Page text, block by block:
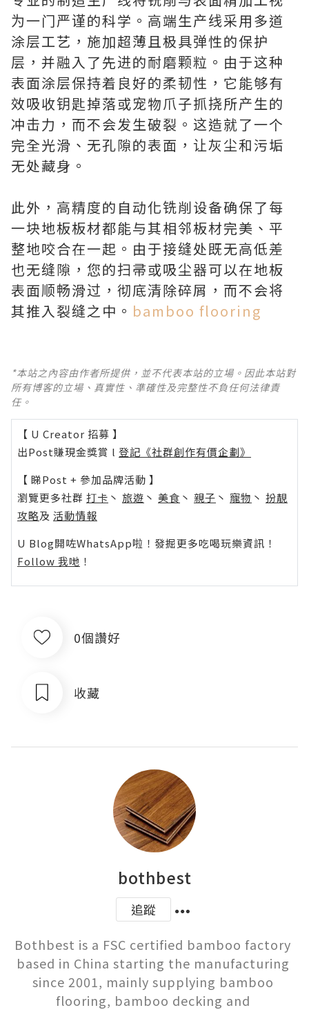
为一门严谨的科学。高端生产线采用多道
涂层工艺，施加超薄且极具弹性的保护
层，并融入了先进的耐磨颗粒。由于这种
表面涂层保持着良好的柔韧性，它能够有
效吸收钥匙掉落或宠物爪子抓挠所产生的
冲击力，而不会发生破裂。这造就了一个
完全光滑、无孔隙的表面，让灰尘和污垢
无处藏身。
此外，高精度的自动化铣削设备确保了每
一块地板板材都能与其相邻板材完美、平
整地咬合在一起。由于接缝处既无高低差
也无缝隙，您的扫帚或吸尘器可以在地板
表面顺畅滑过，彻底清除碎屑，而不会将
其推入裂缝之中。 bamboo flooring
*本站之內容由作者所提供，並不代表本站的立場。因此本站對
所有博客的立場、真實性、準確性及完整性不負任何法律責
任。
【 U Creator 招募 】
出Post賺現金獎賞 l 登記《社群創作有價企劃》
【 睇Post + 參加品牌活動 】
瀏覽更多社群 打卡 丶 旅遊 丶 美食 丶 親子 丶 寵物 丶 扮靚
攻略及 活動情報
U Blog開咗WhatsApp啦！發掘更多吃喝玩樂資訊！
Follow 我哋 ！
0個讚好
收藏
bothbest
追蹤
Bothbest is a FSC certified bamboo factory
based in China starting the manufacturing
since 2001, mainly supplying bamboo
flooring, bamboo decking and